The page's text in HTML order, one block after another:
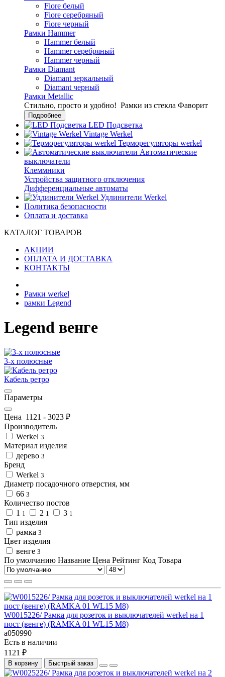
Fiore белый
Fiore серебряный
Fiore черный
Рамки Hammer
Hammer белый
Hammer серебряный
Hammer черный
Рамки Diamant
Diamant зеркальный
Diamant черный
Рамки Metallic
Стильно, просто и удобно! Рамки из стекла Фаворит
Подробнее
LED Подсветка
Vintage Werkel
Терморегуляторы werkel
Автоматические
выключатели
Клеммники
Устройства защитного отключения
Дифференциальные автоматы
Удлинители Werkel
Политика безопасности
Оплата и доставка
КАТАЛОГ ТОВАРОВ
АКЦИИ
ОПЛАТА И ДОСТАВКА
КОНТАКТЫ
Рамки werkel
рамки Legend
Legend венге
3-х полюсные
Кабель ретро
Параметры
Цена 1121 - 3023 ₽
Производитель
Werkel 3
Материал изделия
дерево 3
Бренд
Werkel 3
Диаметр посадочного отверстия, мм
66 3
Количество постов
1 1 2 1 3 1
Тип изделия
рамка 3
Цвет изделия
венге 3
По умолчанию Название Цена Рейтинг Код Товара
W0015226/ Рамка для розеток и выключателей werkel на 1
пост (венге) (RAMKA 01 WL15 M8)
a050990
Есть в наличии
1121 ₽
В корзину Быстрый заказ